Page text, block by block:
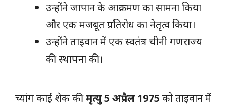
उन्होंने जापान के आक्रमण का सामना किया
और एक मजबूत प्रतिरोध का नेतृत्व किया।
उन्होंने ताइवान में एक स्वतंत्र चीनी गणराज्य
की स्थापना की।
च्यांग काई शेक कीमृत्यु 5 अप्रैल 1975 को ताइवान में